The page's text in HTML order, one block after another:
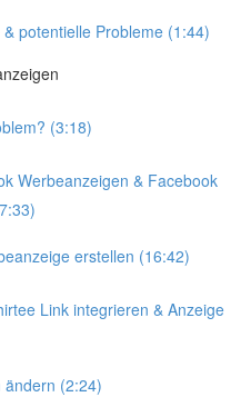
potentielle Probleme (1:44)
(3:18)
Werbeanzeigen & Facebook
erstellen (16:42)
Link integrieren & Anzeige
ändern (2:24)